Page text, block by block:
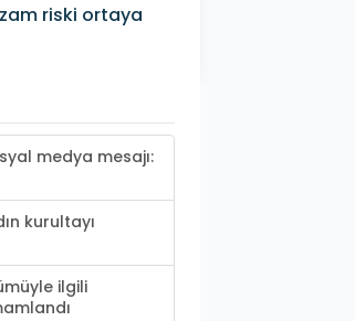
riski ortaya
medya mesajı:
kurultayı
ilgili